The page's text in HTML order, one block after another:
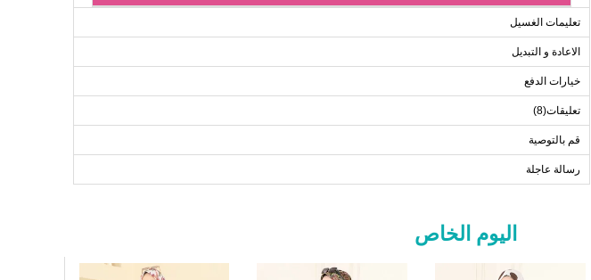
M
108
81
L
112
81
تعليمات الغسيل
الاعادة و التبديل
خيارات الدفع
تعليقات(8)
قم بالتوصية
رسالة عاجلة
اليوم الخاص